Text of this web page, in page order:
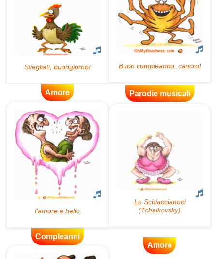
Amore Parodie musicali
Compleanni
Amore